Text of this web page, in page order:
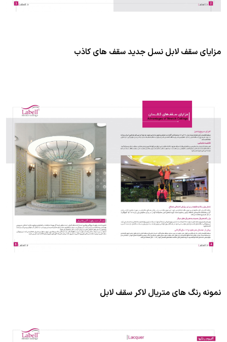
مزایای سقف لابل نسل جدید سقف های کاذب
نمونه رنگ های متریال لاکر سقف لابل